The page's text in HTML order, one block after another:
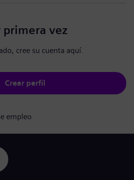
primera vez
cree su cuenta aquí.
Crear perfil
empleo